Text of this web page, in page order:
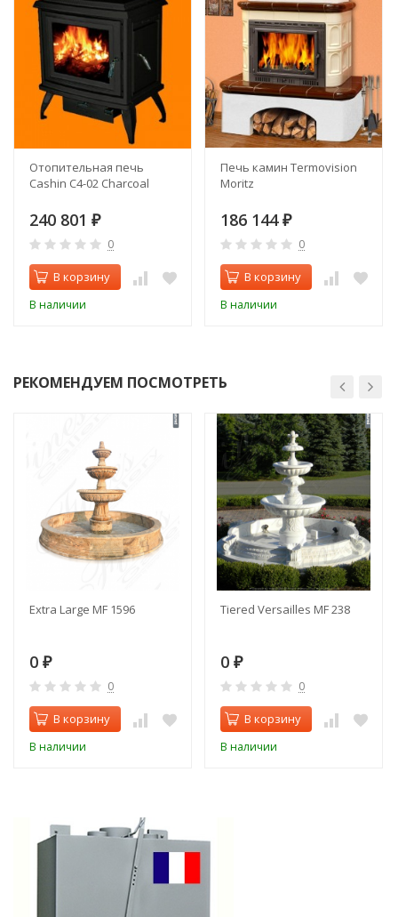
Отопительная печь
Cashin C4-02 Charcoal
240 801 ₽
0
В корзину
В наличии
Печь камин Termovision
Moritz
186 144 ₽
0
В корзину
В наличии
РЕКОМЕНДУЕМ ПОСМОТРЕТЬ
Extra Large MF 1596
0 ₽
0
В корзину
В наличии
Tiered Versailles MF 238
0 ₽
0
В корзину
В наличии